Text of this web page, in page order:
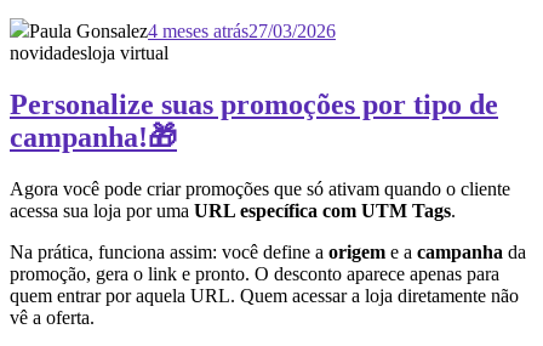
Paula Gonsalez4 meses atrás27/03/2026
novidadesloja virtual
Personalize suas promoções por tipo de
campanha!🎁
Agora você pode criar promoções que só ativam quando o cliente
acessa sua loja por uma URL específica com UTM Tags.
Na prática, funciona assim: você define a origem e a campanha da
promoção, gera o link e pronto. O desconto aparece apenas para
quem entrar por aquela URL. Quem acessar a loja diretamente não
vê a oferta.